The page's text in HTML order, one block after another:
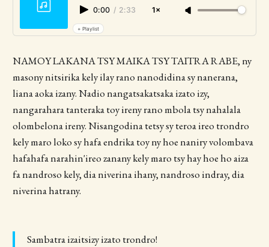
0:00 / 2:33 1×
+ Playlist
NAMOY LAKANA TSY MAIKA TSY TAITRA RABE, ny
masony nitsirika kely ilay rano nanodidina sy nanerana,
liana aoka izany. Nadio nangatsakatsaka izato izy,
nangarahara tanteraka toy ireny rano mbola tsy nahalala
olombelona ireny. Nisangodina tetsy sy teroa ireo trondro
kely maro loko sy hafa endrika toy ny hoe naniry volombava
hafahafa narahin'ireo zanany kely maro tsy hay hoe ho aiza
fa nandroso kely, dia niverina ihany, nandroso indray, dia
niverina hatrany.
Sambatra izaitsizy izato trondro!